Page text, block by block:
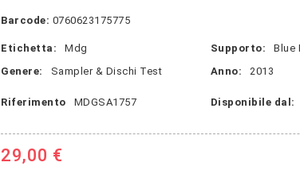
Barcode: 0760623175775
Etichetta: Mdg Supporto:
Blue
Genere:
Sampler & Dischi Test Anno: 2013
Riferimento MDGSA1757 Disponibile dal:
29,00 €